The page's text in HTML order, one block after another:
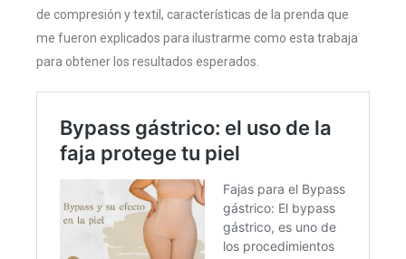
de compresión y textil, características de la prenda que
me fueron explicados para ilustrarme como esta trabaja
para obtener los resultados esperados.